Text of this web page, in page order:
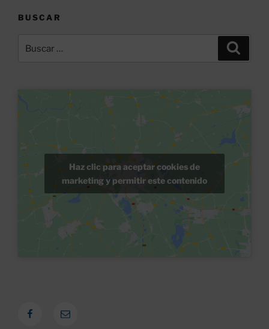
BUSCAR
por:
Haz clic para aceptar cookies de
marketing y permitir este contenido
FacebookCorreo